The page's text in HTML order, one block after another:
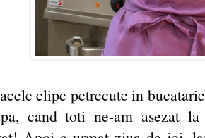
clipe petrecute in
cand toti ne-am asezat